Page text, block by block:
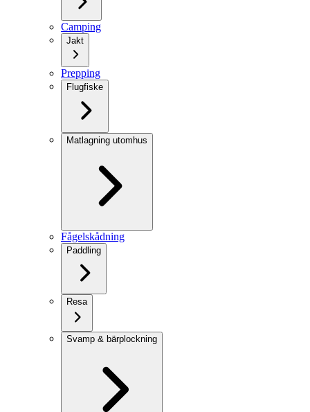
Camping
Jakt
Prepping
Flugfiske
Matlagning utomhus
Fågelskådning
Paddling
Resa
Svamp & bärplockning